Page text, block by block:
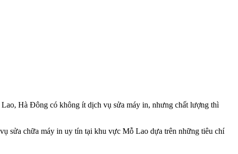
Hà Đông có không ít dịch vụ sửa máy in, nhưng chất lượng thì
sửa chữa máy in uy tín tại khu vực Mỗ Lao dựa trên những tiêu chí